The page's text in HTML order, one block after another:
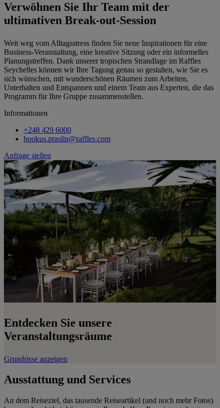
Verwöhnen Sie Ihr Team mit der
ultimativen Break-out-Session
Weit weg vom Alltagsstress finden Sie neue Inspirationen für eine
Business-Veranstaltung, eine kreative Sitzung oder ein informelles
Planungstreffen. Dank unserer tropischen Strandlage im Raffles
Seychelles können wir Ihre Tagung genau so gestalten, wie Sie es
sich wünschen, mit wunderschönen Räumen zum Arbeiten,
Unterhalten und Entspannen und einem Team aus Experten, die das
Programm für Ihre Gruppe zusammenstellen.
Informationen
+248 429 6000
bookus.praslin@raffles.com
Anfrage stellen
Entdecken Sie unsere
Veranstaltungsräume
Grundrisse anzeigen
Ausstattung und Services
An dem Reiseziel, das tausende Reiseartikel (und noch mehr Fotos)